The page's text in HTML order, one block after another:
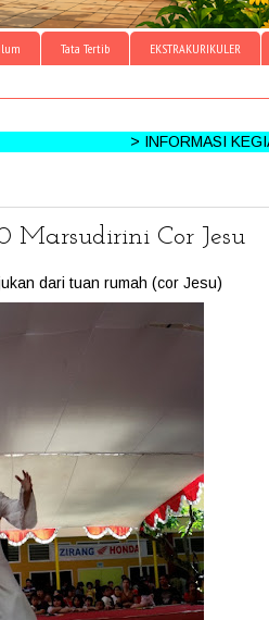
Tata Tertib EKSTRAKURIKULER
> INFORMASI KEGIATAN: HPMS
Marsudirini Cor Jesu
dari tuan rumah (cor Jesu)